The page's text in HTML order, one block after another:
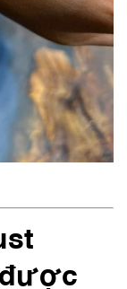
được